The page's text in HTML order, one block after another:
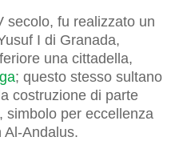
secolo, fu realizzato un
I di Granada,
una cittadella,
; questo stesso sultano
costruzione di parte
simbolo per eccellenza
Al-Andalus.